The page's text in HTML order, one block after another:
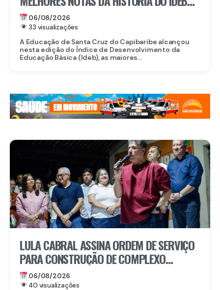
NA REDE MUNICIPAL
06/08/2026
33 visualizações
A Educação de Santa Cruz do Capibaribe alcançou
nesta edição do Índice de Desenvolvimento da
Educação Básica (Ideb), as maiores...
LULA CABRAL ASSINA ORDEM DE SERVIÇO
PARA CONSTRUÇÃO DE COMPLEXO
EDUCACIONAL EM SERRARIA
06/08/2026
40 visualizações